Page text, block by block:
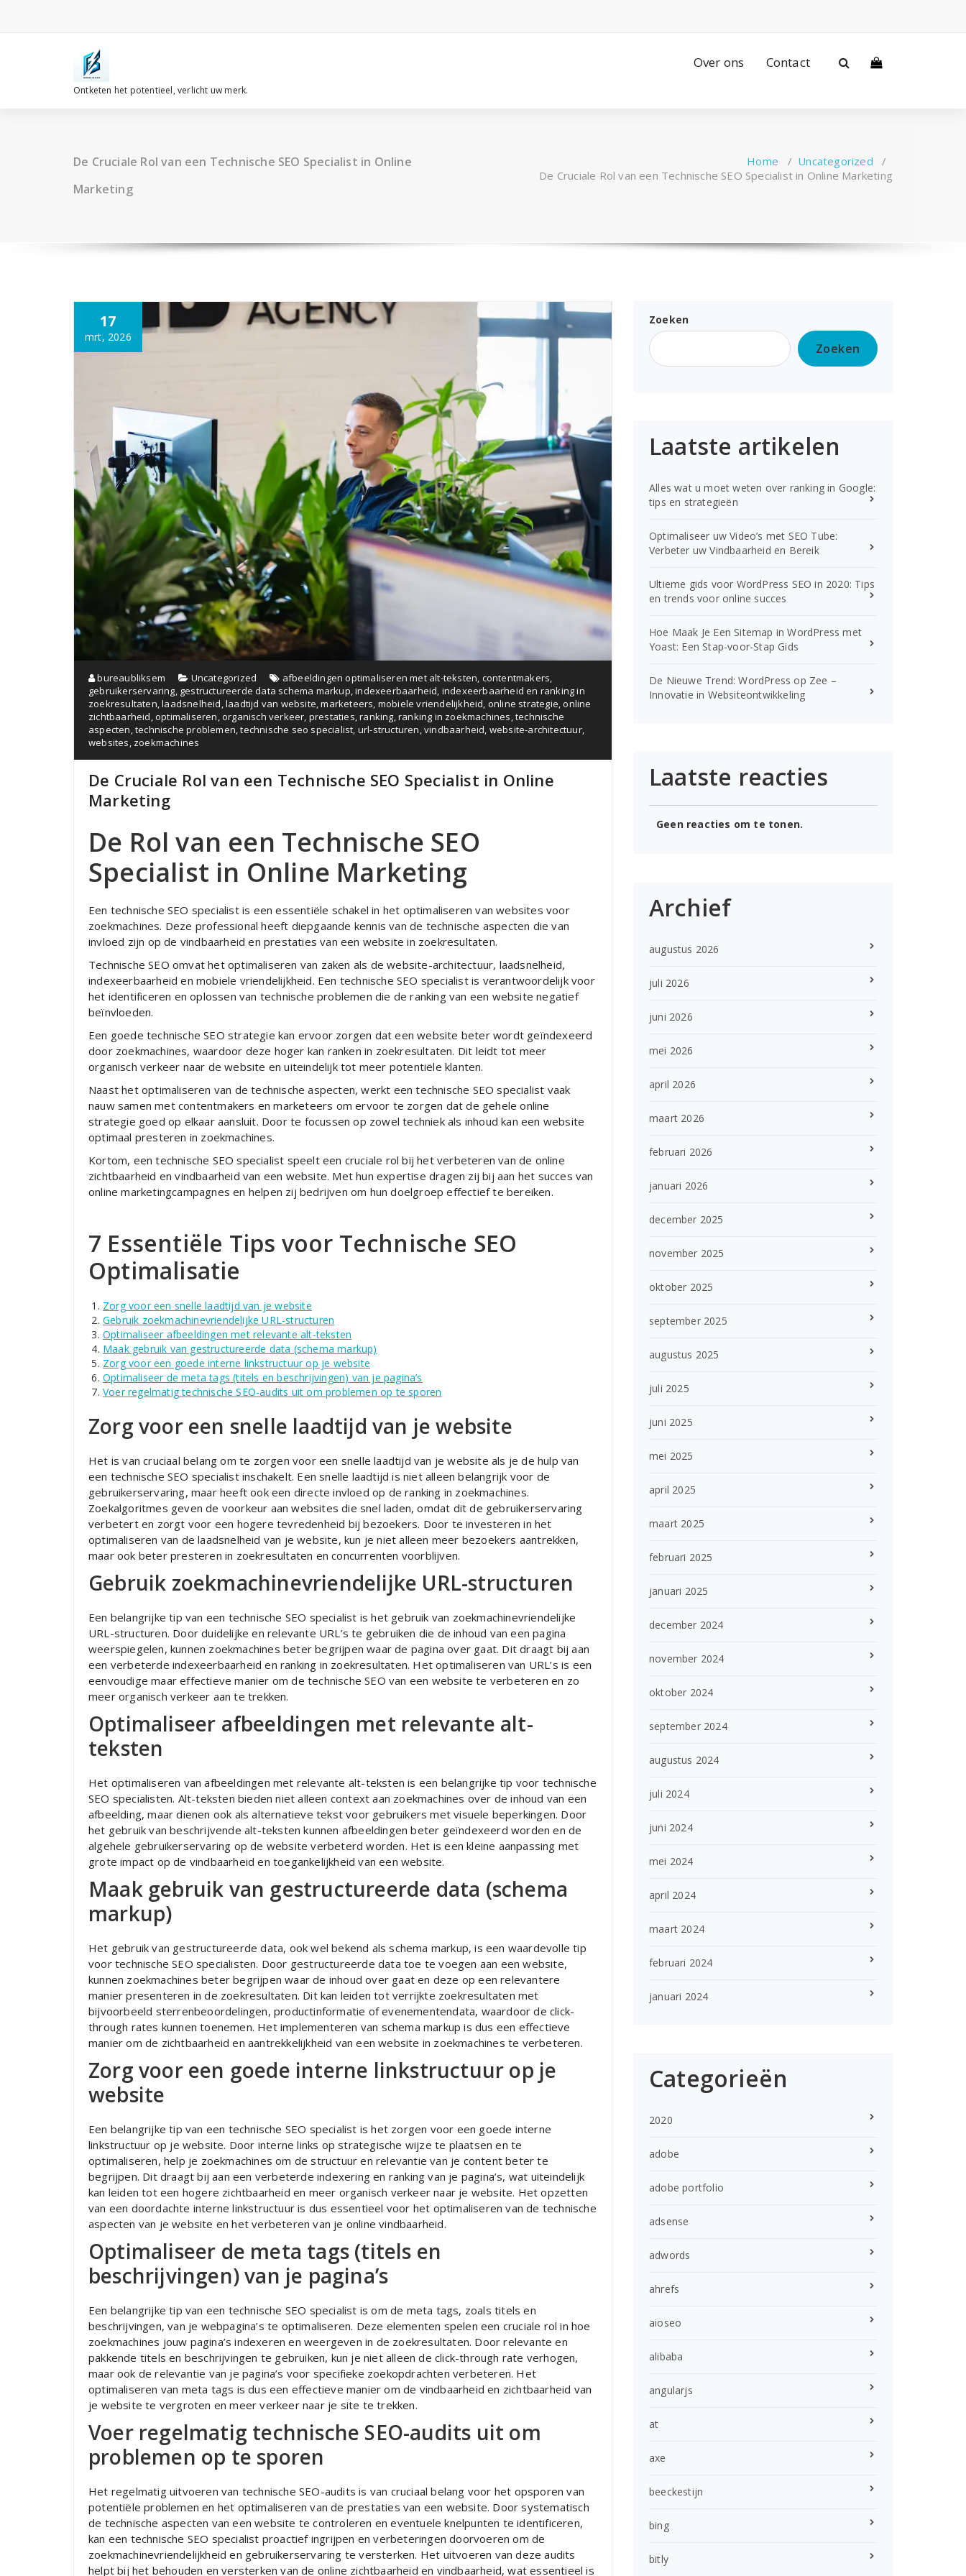
de
Ontketen het potentieel, verlicht uw merk.
Over ons Contact
De Cruciale Rol van een Technische SEO Specialist in Online
Marketing
Home / Uncategorized /
De Cruciale Rol van een Technische SEO Specialist in Online Marketing
17
mrt, 2026
bureaubliksem Uncategorized afbeeldingen optimaliseren met alt-teksten, contentmakers,
gebruikerservaring, gestructureerde data schema markup,indexeerbaarheid, indexeerbaarheid en ranking in
zoekresultaten,laadsnelheid,laadtijd van website,marketeers, mobiele vriendelijkheid, online strategie,online
zichtbaarheid,optimaliseren,organisch verkeer, prestaties,ranking,ranking in zoekmachines,technische
aspecten,technische problemen,technische seo specialist, url-structuren,vindbaarheid, website-architectuur,
websites, zoekmachines
De Cruciale Rol van een Technische SEO Specialist in Online
Marketing
De Rol van een Technische SEO
Specialist in Online Marketing
Een technische SEO specialist is een essentiële schakel in het optimaliseren van websites voor
zoekmachines. Deze professional heeft diepgaande kennis van de technische aspecten die van
invloed zijn op de vindbaarheid en prestaties van een website in zoekresultaten.
Technische SEO omvat het optimaliseren van zaken als de website-architectuur, laadsnelheid,
indexeerbaarheid en mobiele vriendelijkheid. Een technische SEO specialist is verantwoordelijk voor
het identificeren en oplossen van technische problemen die de ranking van een website negatief
beïnvloeden.
Een goede technische SEO strategie kan ervoor zorgen dat een website beter wordt geïndexeerd
door zoekmachines, waardoor deze hoger kan ranken in zoekresultaten. Dit leidt tot meer
organisch verkeer naar de website en uiteindelijk tot meer potentiële klanten.
Naast het optimaliseren van de technische aspecten, werkt een technische SEO specialist vaak
nauw samen met contentmakers en marketeers om ervoor te zorgen dat de gehele online
strategie goed op elkaar aansluit. Door te focussen op zowel techniek als inhoud kan een website
optimaal presteren in zoekmachines.
Kortom, een technische SEO specialist speelt een cruciale rol bij het verbeteren van de online
zichtbaarheid en vindbaarheid van een website. Met hun expertise dragen zij bij aan het succes van
online marketingcampagnes en helpen zij bedrijven om hun doelgroep effectief te bereiken.
7 Essentiële Tips voor Technische SEO
Optimalisatie
Zorg voor een snelle laadtijd van je website
Gebruik zoekmachinevriendelijke URL-structuren
Optimaliseer afbeeldingen met relevante alt-teksten
Maak gebruik van gestructureerde data (schema markup)
Zorg voor een goede interne linkstructuur op je website
Optimaliseer de meta tags (titels en beschrijvingen) van je pagina’s
Voer regelmatig technische SEO-audits uit om problemen op te sporen
Zorg voor een snelle laadtijd van je website
Het is van cruciaal belang om te zorgen voor een snelle laadtijd van je website als je de hulp van
een technische SEO specialist inschakelt. Een snelle laadtijd is niet alleen belangrijk voor de
gebruikerservaring, maar heeft ook een directe invloed op de ranking in zoekmachines.
Zoekalgoritmes geven de voorkeur aan websites die snel laden, omdat dit de gebruikerservaring
verbetert en zorgt voor een hogere tevredenheid bij bezoekers. Door te investeren in het
optimaliseren van de laadsnelheid van je website, kun je niet alleen meer bezoekers aantrekken,
maar ook beter presteren in zoekresultaten en concurrenten voorblijven.
Gebruik zoekmachinevriendelijke URL-structuren
Een belangrijke tip van een technische SEO specialist is het gebruik van zoekmachinevriendelijke
URL-structuren. Door duidelijke en relevante URL’s te gebruiken die de inhoud van een pagina
weerspiegelen, kunnen zoekmachines beter begrijpen waar de pagina over gaat. Dit draagt bij aan
een verbeterde indexeerbaarheid en ranking in zoekresultaten. Het optimaliseren van URL’s is een
eenvoudige maar effectieve manier om de technische SEO van een website te verbeteren en zo
meer organisch verkeer aan te trekken.
Optimaliseer afbeeldingen met relevante alt-
teksten
Het optimaliseren van afbeeldingen met relevante alt-teksten is een belangrijke tip voor technische
SEO specialisten. Alt-teksten bieden niet alleen context aan zoekmachines over de inhoud van een
afbeelding, maar dienen ook als alternatieve tekst voor gebruikers met visuele beperkingen. Door
het gebruik van beschrijvende alt-teksten kunnen afbeeldingen beter geïndexeerd worden en de
algehele gebruikerservaring op de website verbeterd worden. Het is een kleine aanpassing met
grote impact op de vindbaarheid en toegankelijkheid van een website.
Maak gebruik van gestructureerde data (schema
markup)
Het gebruik van gestructureerde data, ook wel bekend als schema markup, is een waardevolle tip
voor technische SEO specialisten. Door gestructureerde data toe te voegen aan een website,
kunnen zoekmachines beter begrijpen waar de inhoud over gaat en deze op een relevantere
manier presenteren in de zoekresultaten. Dit kan leiden tot verrijkte zoekresultaten met
bijvoorbeeld sterrenbeoordelingen, productinformatie of evenementendata, waardoor de click-
through rates kunnen toenemen. Het implementeren van schema markup is dus een effectieve
manier om de zichtbaarheid en aantrekkelijkheid van een website in zoekmachines te verbeteren.
Zorg voor een goede interne linkstructuur op je
website
Een belangrijke tip van een technische SEO specialist is het zorgen voor een goede interne
linkstructuur op je website. Door interne links op strategische wijze te plaatsen en te
optimaliseren, help je zoekmachines om de structuur en relevantie van je content beter te
begrijpen. Dit draagt bij aan een verbeterde indexering en ranking van je pagina’s, wat uiteindelijk
kan leiden tot een hogere zichtbaarheid en meer organisch verkeer naar je website. Het opzetten
van een doordachte interne linkstructuur is dus essentieel voor het optimaliseren van de technische
aspecten van je website en het verbeteren van je online vindbaarheid.
Optimaliseer de meta tags (titels en
beschrijvingen) van je pagina’s
Een belangrijke tip van een technische SEO specialist is om de meta tags, zoals titels en
beschrijvingen, van je webpagina’s te optimaliseren. Deze elementen spelen een cruciale rol in hoe
zoekmachines jouw pagina’s indexeren en weergeven in de zoekresultaten. Door relevante en
pakkende titels en beschrijvingen te gebruiken, kun je niet alleen de click-through rate verhogen,
maar ook de relevantie van je pagina’s voor specifieke zoekopdrachten verbeteren. Het
optimaliseren van meta tags is dus een effectieve manier om de vindbaarheid en zichtbaarheid van
je website te vergroten en meer verkeer naar je site te trekken.
Voer regelmatig technische SEO-audits uit om
problemen op te sporen
Het regelmatig uitvoeren van technische SEO-audits is van cruciaal belang voor het opsporen van
potentiële problemen en het optimaliseren van de prestaties van een website. Door systematisch
de technische aspecten van een website te controleren en eventuele knelpunten te identificeren,
kan een technische SEO specialist proactief ingrijpen en verbeteringen doorvoeren om de
zoekmachinevriendelijkheid en gebruikerservaring te versterken. Het uitvoeren van deze audits
helpt bij het behouden en versterken van de online zichtbaarheid en vindbaarheid, wat essentieel is
Zoeken
Zoeken
Laatste artikelen
Alles wat u moet weten over ranking in Google:
tips en strategieën
Optimaliseer uw Video’s met SEO Tube:
Verbeter uw Vindbaarheid en Bereik
Ultieme gids voor WordPress SEO in 2020: Tips
en trends voor online succes
Hoe Maak Je Een Sitemap in WordPress met
Yoast: Een Stap-voor-Stap Gids
De Nieuwe Trend: WordPress op Zee –
Innovatie in Websiteontwikkeling
Laatste reacties
Geen reacties om te tonen.
Archief
augustus 2026
juli 2026
juni 2026
mei 2026
april 2026
maart 2026
februari 2026
januari 2026
december 2025
november 2025
oktober 2025
september 2025
augustus 2025
juli 2025
juni 2025
mei 2025
april 2025
maart 2025
februari 2025
januari 2025
december 2024
november 2024
oktober 2024
september 2024
augustus 2024
juli 2024
juni 2024
mei 2024
april 2024
maart 2024
februari 2024
januari 2024
Categorieën
2020
adobe
adobe portfolio
adsense
adwords
ahrefs
aioseo
alibaba
angularjs
at
axe
beeckestijn
bing
bitly